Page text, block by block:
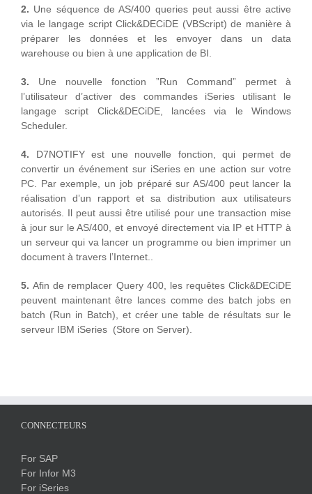
2. Une séquence de AS/400 queries peut aussi être active
via le langage script Click&DECiDE (VBScript) de manière à
préparer les données et les envoyer dans un data
warehouse ou bien à une application de BI.
3. Une nouvelle fonction ”Run Command” permet à
l’utilisateur d’activer des commandes iSeries utilisant le
langage script Click&DECiDE, lancées via le Windows
Scheduler.
4. D7NOTIFY est une nouvelle fonction, qui permet de
convertir un événement sur iSeries en une action sur votre
PC. Par exemple, un job préparé sur AS/400 peut lancer la
réalisation d’un rapport et sa distribution aux utilisateurs
autorisés. Il peut aussi être utilisé pour une transaction mise
à jour sur le AS/400, et envoyé directement via IP et HTTP à
un serveur qui va lancer un programme ou bien imprimer un
document à travers l’Internet..
5.Afin de remplacer Query 400, les requêtes Click&DECiDE
peuvent maintenant être lances comme des batch jobs en
batch (Run in Batch), et créer une table de résultats sur le
serveur IBM iSeries (Store on Server).
CONNECTEURS
For SAP
For Infor M3
For iSeries